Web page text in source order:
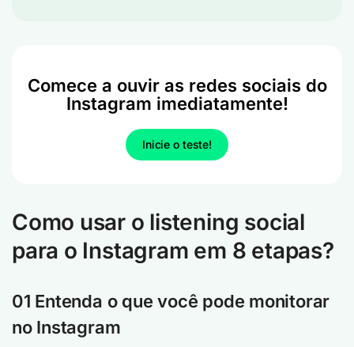
Comece a ouvir as redes sociais do
Instagram imediatamente!
Inicie o teste!
Como usar o listening social
para o Instagram em 8 etapas?
01 Entenda o que você pode monitorar
no Instagram